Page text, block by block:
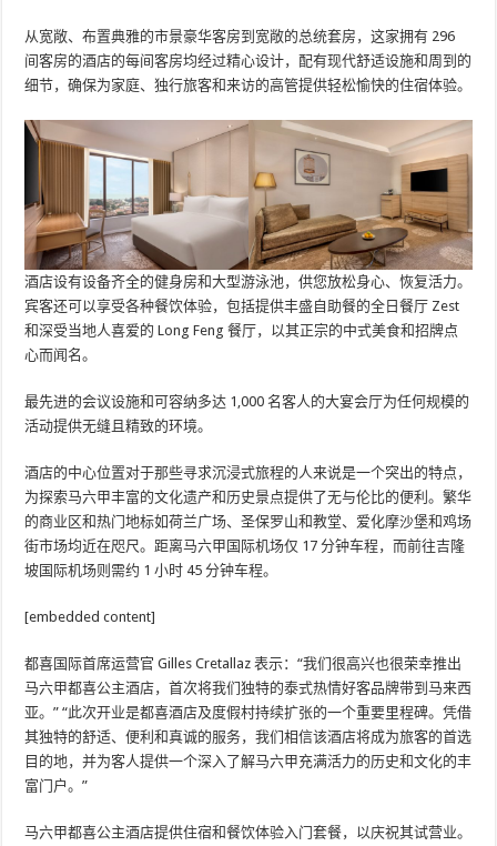
从宽敞、布置典雅的市景豪华客房到宽敞的总统套房，这家拥有 296
间客房的酒店的每间客房均经过精心设计，配有现代舒适设施和周到的
细节，确保为家庭、独行旅客和来访的高管提供轻松愉快的住宿体验。
酒店设有设备齐全的健身房和大型游泳池，供您放松身心、恢复活力。
宾客还可以享受各种餐饮体验，包括提供丰盛自助餐的全日餐厅 Zest
和深受当地人喜爱的 Long Feng 餐厅，以其正宗的中式美食和招牌点
心而闻名。
最先进的会议设施和可容纳多达 1,000 名客人的大宴会厅为任何规模的
活动提供无缝且精致的环境。
酒店的中心位置对于那些寻求沉浸式旅程的人来说是一个突出的特点，
为探索马六甲丰富的文化遗产和历史景点提供了无与伦比的便利。繁华
的商业区和热门地标如荷兰广场、圣保罗山和教堂、爱化摩沙堡和鸡场
街市场均近在咫尺。距离马六甲国际机场仅 17 分钟车程，而前往吉隆
坡国际机场则需约 1 小时 45 分钟车程。
[embedded content]
都喜国际首席运营官 Gilles Cretallaz 表示：“我们很高兴也很荣幸推出
马六甲都喜公主酒店，首次将我们独特的泰式热情好客品牌带到马来西
亚。” “此次开业是都喜酒店及度假村持续扩张的一个重要里程碑。凭借
其独特的舒适、便利和真诚的服务，我们相信该酒店将成为旅客的首选
目的地，并为客人提供一个深入了解马六甲充满活力的历史和文化的丰
富门户。”
马六甲都喜公主酒店提供住宿和餐饮体验入门套餐，以庆祝其试营业。